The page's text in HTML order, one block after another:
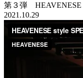
第３弾 HEAVENESE
2021.10.29